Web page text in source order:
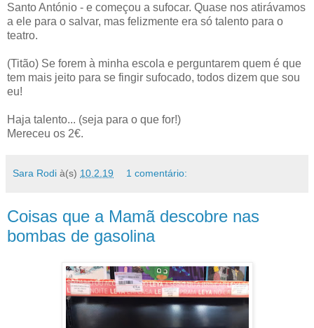
Santo António - e começou a sufocar. Quase nos atirávamos
a ele para o salvar, mas felizmente era só talento para o
teatro.
(Titão) Se forem à minha escola e perguntarem quem é que
tem mais jeito para se fingir sufocado, todos dizem que sou
eu!
Haja talento... (seja para o que for!)
Mereceu os 2€.
Sara Rodi à(s) 10.2.19 1 comentário:
Coisas que a Mamã descobre nas
bombas de gasolina